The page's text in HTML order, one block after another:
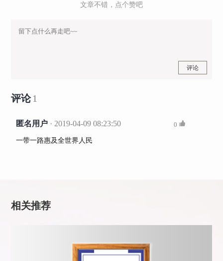
文章不错，点个赞吧
评论
评论 1
匿名用户 · 2019-04-09 08:23:50
一带一路惠及全世界人民
0
相关推荐